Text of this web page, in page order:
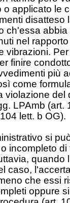
applicato le
disatteso
ch'essa
nel
vibrazioni.
finire
più
come
violazione del
LPAmb (art.
lett. b OG).
si
incompleto
quando
caso,
che essi
oppure